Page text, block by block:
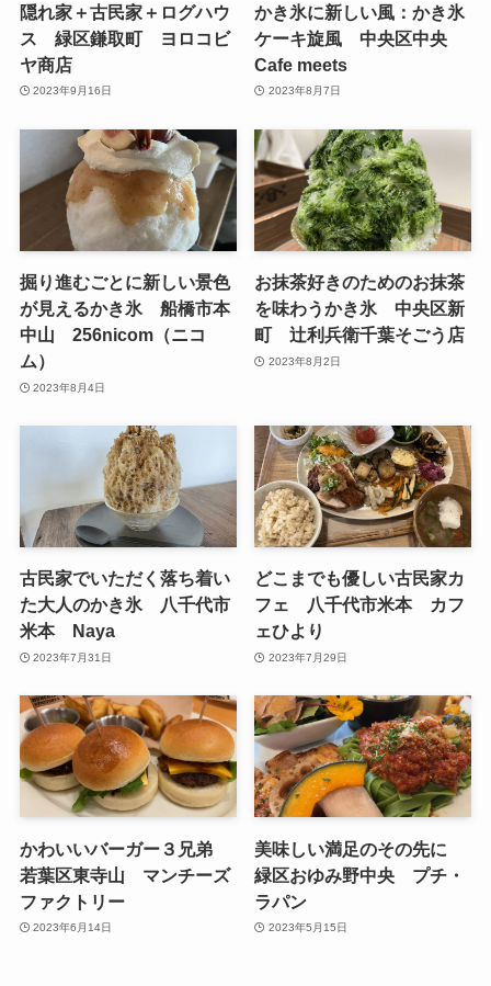
隠れ家＋古民家＋ログハウ
ス 緑区鎌取町 ヨロコビ
ヤ商店
2023年9月16日
かき氷に新しい風：かき氷
ケーキ旋風 中央区中央
Cafe meets
2023年8月7日
掘り進むごとに新しい景色
が見えるかき氷 船橋市本
中山 256nicom（ニコ
ム）
2023年8月4日
お抹茶好きのためのお抹茶
を味わうかき氷 中央区新
町 辻利兵衛千葉そごう店
2023年8月2日
古民家でいただく落ち着い
た大人のかき氷 八千代市
米本 Naya
2023年7月31日
どこまでも優しい古民家カ
フェ 八千代市米本 カフ
ェひより
2023年7月29日
かわいいバーガー３兄弟
若葉区東寺山 マンチーズ
ファクトリー
2023年6月14日
美味しい満足のその先に
緑区おゆみ野中央 プチ・
ラパン
2023年5月15日